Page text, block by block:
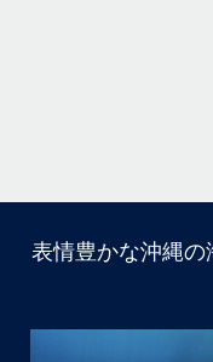
水中で呼吸ができる
スポ
表情豊かな沖縄